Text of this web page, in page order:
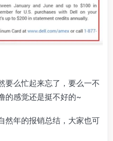
要么忙起来忘了，要么一不
的感觉还是挺不好的~
然年的报销总结，大家也可